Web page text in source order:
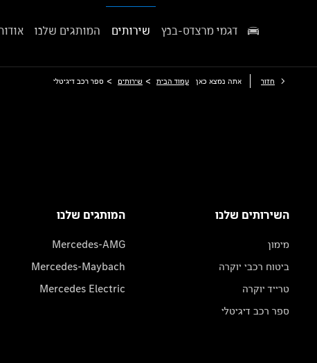
דגמי מרצדס-בנץ שירותים המותגים שלנו
חזור אתה נמצא כאן עמוד הבית > שירותים > ספר רכב דיגיטלי
השירותים שלנו
מימון
ביטוח רכבי יוקרה
טרייד יוקרה
ספר רכב דיגיטלי
המותגים שלנו
Mercedes-AMG
Mercedes-Maybach
Mercedes Electric